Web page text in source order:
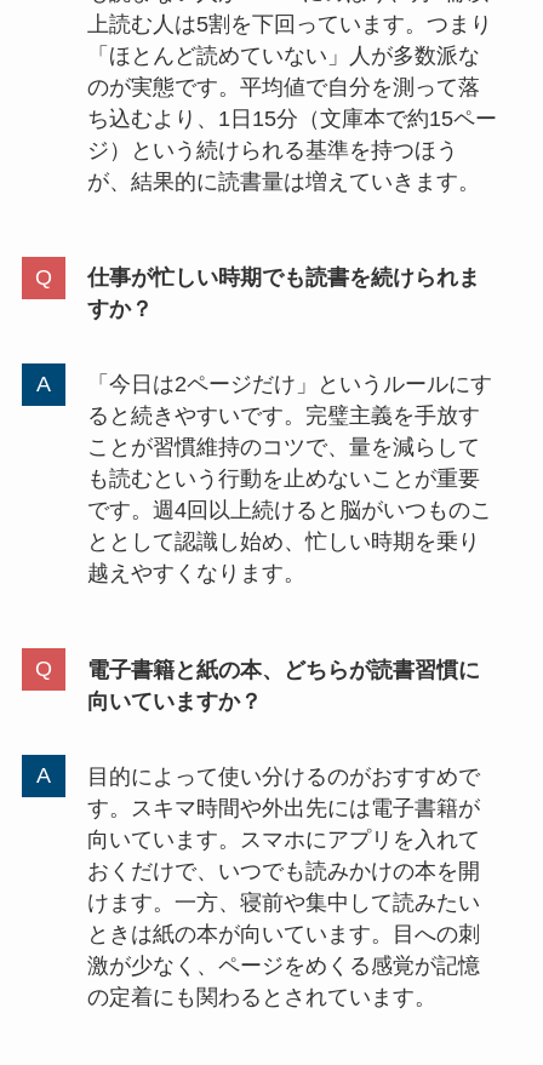
上読む人は5割を下回っています。つまり
「ほとんど読めていない」人が多数派な
のが実態です。平均値で自分を測って落
ち込むより、1日15分（文庫本で約15ペー
ジ）という続けられる基準を持つほう
が、結果的に読書量は増えていきます。
仕事が忙しい時期でも読書を続けられま
すか？
「今日は2ページだけ」というルールにす
ると続きやすいです。完璧主義を手放す
ことが習慣維持のコツで、量を減らして
も読むという行動を止めないことが重要
です。週4回以上続けると脳がいつものこ
ととして認識し始め、忙しい時期を乗り
越えやすくなります。
電子書籍と紙の本、どちらが読書習慣に
向いていますか？
目的によって使い分けるのがおすすめで
す。スキマ時間や外出先には電子書籍が
向いています。スマホにアプリを入れて
おくだけで、いつでも読みかけの本を開
けます。一方、寝前や集中して読みたい
ときは紙の本が向いています。目への刺
激が少なく、ページをめくる感覚が記憶
の定着にも関わるとされています。